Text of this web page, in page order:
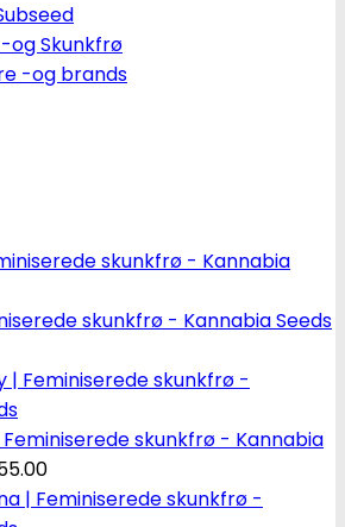
og Skunkfrø
-og brands
skunkfrø - Kannabia Seeds
skunkfrø - Kannabia